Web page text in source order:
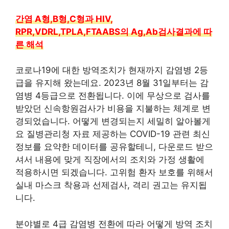
간염 A형,B형,C형과 HIV,
RPR,VDRL,TPLA,FTAABS의 Ag,Ab검사결과에 따
른 해석
코로나19에 대한 방역조치가 현재까지 감염병 2등
급을 유지해 왔는데요. 2023년 8월 31일부터는 감
염병 4등급으로 전환됩니다. 이에 무상으로 검사를
받았던 신속항원검사가 비용을 지불하는 체계로 변
경되었습니다. 어떻게 변경되는지 세밀히 알아볼게
요 질병관리청 자료 제공하는 COVID-19 관련 최신
정보를 요약한 데이터를 공유할테니, 다운로드 받으
셔서 내용에 맞게 직장에서의 조치와 가정 생활에
적용하시면 되겠습니다. 고위험 환자 보호를 위해서
실내 마스크 착용과 선제검사, 격리 권고는 유지됩
니다.
분야별로 4급 감염병 전환에 따라 어떻게 방역 조치